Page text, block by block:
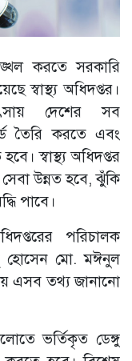
করতে সরকারি
স্বাস্থ্য অধিদপ্তর।
দেশের সব
তৈরি করতে এবং
স্বাস্থ্য অধিদপ্তর
উন্নত হবে, ঝুঁকি
পাবে।
পরিচালক
হোসেন মো. মঈনুল
এসব তথ্য জানানো
ভর্তিকৃত ডেঙ্গু